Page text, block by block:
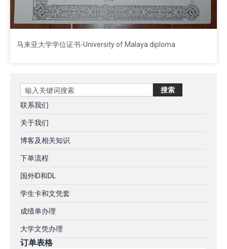
马来亚大学学位证书-University of Malaya diploma
Search 搜索
联系我们
关于我们
博客及相关知识
下单流程
国外ID和DL
学生卡和文凭套
成绩单办理
大学文凭办理
订单表格